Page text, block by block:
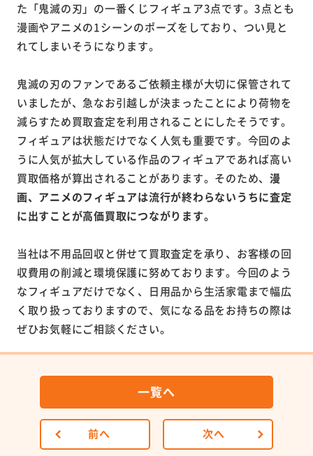
た「鬼滅の刃」の一番くじフィギュア3点です。3点とも
漫画やアニメの1シーンのポーズをしており、つい見と
れてしまいそうになります。
鬼滅の刃のファンであるご依頼主様が大切に保管されて
いましたが、急なお引越しが決まったことにより荷物を
減らすため買取査定を利用されることにしたそうです。
フィギュアは状態だけでなく人気も重要です。今回のよ
うに人気が拡大している作品のフィギュアであれば高い
買取価格が算出されることがあります。そのため、 漫
画、アニメのフィギュアは流行が終わらないうちに査定
に出すことが高価買取につながります。
当社は不用品回収と併せて買取査定を承り、お客様の回
収費用の削減と環境保護に努めております。今回のよう
なフィギュアだけでなく、日用品から生活家電まで幅広
く取り扱っておりますので、気になる品をお持ちの際は
ぜひお気軽にご相談ください。
前へ
一覧へ
次へ